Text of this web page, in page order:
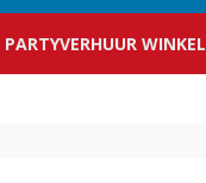
direct
de
PARTYVERHUUR WINKEL